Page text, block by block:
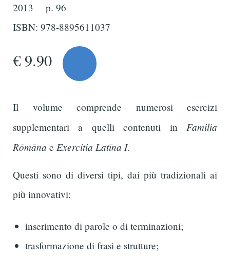
2013
p. 96
ISBN: 978-8895611037
€ 9.90
Il volume comprende numerosi esercizi
supplementari a quelli contenuti in Familia
Rōmāna e Exercitia Latīna I.
Questi sono di diversi tipi, dai più tradizionali ai
più innovativi:
inserimento di parole o di terminazioni;
trasformazione di frasi e strutture;